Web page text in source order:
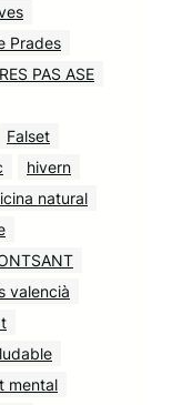
Prades
PAS ASE
Falset
hivern
natural
valencià
mental